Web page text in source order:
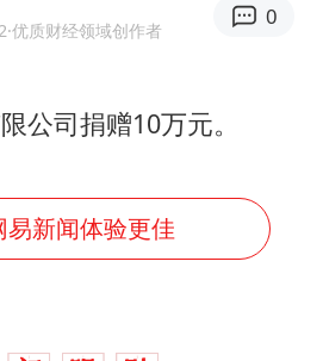
80后女柜员逆袭成4200亿银行副行长
饰克价大幅跳涨
泰国一女公务员妆容引争议 本人回应
地要求领导干部带头休假
·优质财经领域创作者
0
公司捐赠10万元。
易新闻体验更佳